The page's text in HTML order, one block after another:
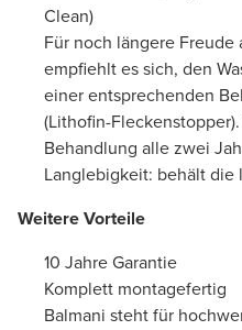
Clean)
Für noch längere Freude
empfiehlt es sich, den
einer entsprechenden
(Lithofin-
Behandlung alle zwei
Langlebigkeit: behält die
Weitere Vorteile
10 Jahre Garantie
Komplett montagefertig
Balmani steht für